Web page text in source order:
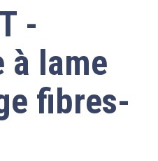
-
à lame
fibres-